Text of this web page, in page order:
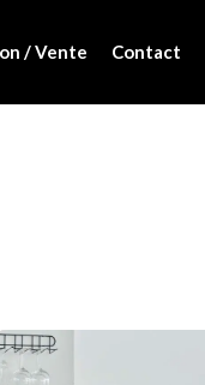
/ Vente Contact